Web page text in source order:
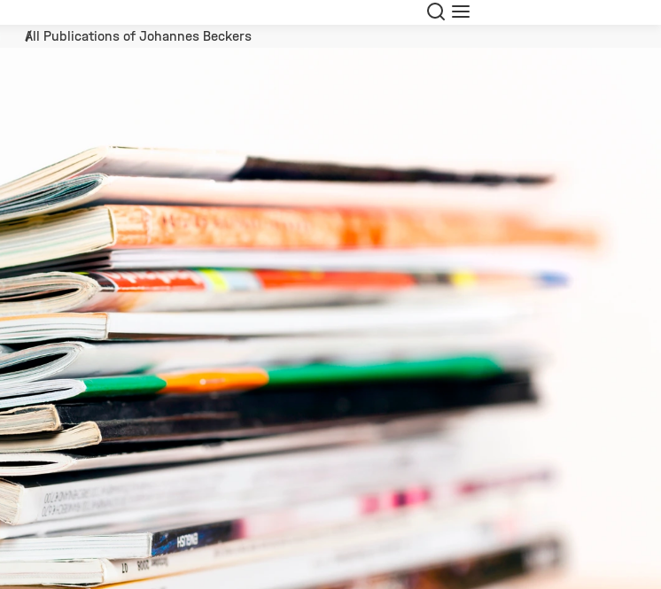
Search
Menu
All Publications of Johannes Beckers